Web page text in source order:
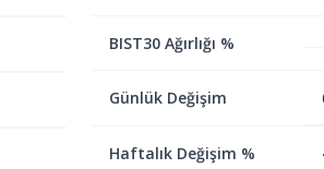
BIST30 Ağırlığı %
Günlük Değişim
Haftalık Değişim %